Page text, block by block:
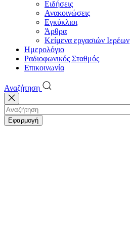
Ειδήσεις
Ανακοινώσεις
Εγκύκλιοι
Άρθρα
Κείμενα εργασιών Ιερέων
Ημερολόγιο
Ραδιοφωνικός Σταθμός
Επικοινωνία
Αναζήτηση